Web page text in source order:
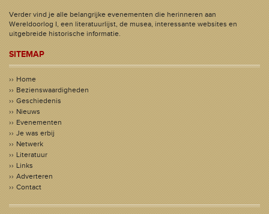
Verder vind je alle belangrijke evenementen die herinneren aan
Wereldoorlog I, een literatuurlijst, de musea, interessante websites en
uitgebreide historische informatie.
SITEMAP
Home
Bezienswaardigheden
Geschiedenis
Nieuws
Evenementen
Je was erbij
Netwerk
Literatuur
Links
Adverteren
Contact